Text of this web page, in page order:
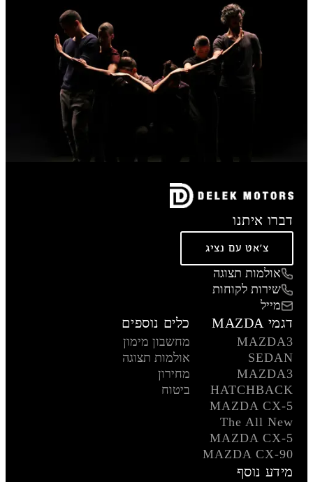
דברו איתנו
צ'אט עם נציג
אולמות תצוגה
שירות לקוחות
מייל
דגמי MAZDA
MAZDA3
SEDAN
MAZDA3
HATCHBACK
MAZDA CX-5
The All New
MAZDA CX-5
MAZDA CX-90
כלים נוספים
מחשבון מימון
אולמות תצוגה
מחירון
ביטוח
מידע נוסף